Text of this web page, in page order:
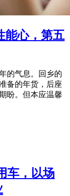
能心，第五
的气息。回乡的
备的年货，后座
盼。但本应温馨
车，以场